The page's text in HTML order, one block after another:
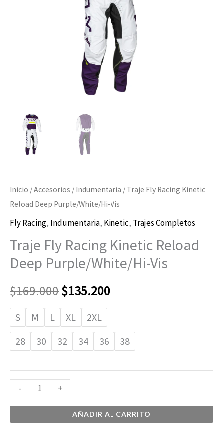
Inicio /Accesorios / Indumentaria / Traje Fly Racing Kinetic
Reload Deep Purple/White/Hi-Vis
Fly Racing, Indumentaria, Kinetic, Trajes Completos
Traje Fly Racing Kinetic Reload
Deep Purple/White/Hi-Vis
$169.000
$169.000.
$135.200
$135.200.
S M L XL
2XL
28
30 32 34 36 38
- +
AÑADIR AL CARRITO